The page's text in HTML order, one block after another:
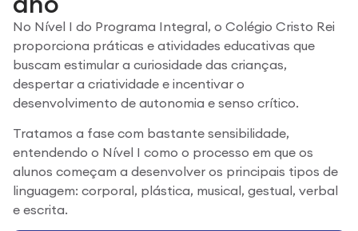
No Nível I do Programa Integral, o Colégio Cristo Rei
proporciona práticas e atividades educativas que
buscam estimular a curiosidade das crianças,
despertar a criatividade e incentivar o
desenvolvimento de autonomia e senso crítico.
Tratamos a fase com bastante sensibilidade,
entendendo o Nível I como o processo em que os
alunos começam a desenvolver os principais tipos de
linguagem: corporal, plástica, musical, gestual, verbal
e escrita.